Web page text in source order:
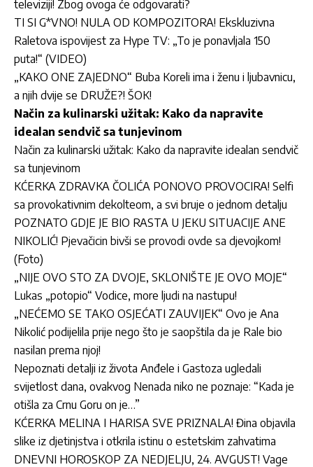
televiziji! Zbog ovoga će odgovarati?
TI SI G*VNO! NULA OD KOMPOZITORA! Ekskluzivna
Raletova ispovijest za Hype TV: „To je ponavljala 150
puta!“ (VIDEO)
„KAKO ONE ZAJEDNO“ Buba Koreli ima i ženu i ljubavnicu,
a njih dvije se DRUŽE?! ŠOK!
Način za kulinarski užitak: Kako da napravite
idealan sendvič sa tunjevinom
Način za kulinarski užitak: Kako da napravite idealan sendvič
sa tunjevinom
KĆERKA ZDRAVKA ČOLIĆA PONOVO PROVOCIRA! Selfi
sa provokativnim dekolteom, a svi bruje o jednom detalju
POZNATO GDJE JE BIO RASTA U JEKU SITUACIJE ANE
NIKOLIĆ! Pjevačicin bivši se provodi ovde sa djevojkom!
(Foto)
„NIJE OVO STO ZA DVOJE, SKLONIŠTE JE OVO MOJE“
Lukas „potopio“ Vodice, more ljudi na nastupu!
„NEĆEMO SE TAKO OSJEĆATI ZAUVIJEK“ Ovo je Ana
Nikolić podijelila prije nego što je saopštila da je Rale bio
nasilan prema njoj!
Nepoznati detalji iz života Anđele i Gastoza ugledali
svijetlost dana, ovakvog Nenada niko ne poznaje: “Kada je
otišla za Crnu Goru on je…”
KĆERKA MELINA I HARISA SVE PRIZNALA! Đina objavila
slike iz djetinjstva i otkrila istinu o estetskim zahvatima
DNEVNI HOROSKOP ZA NEDJELJU, 24. AVGUST! Vage